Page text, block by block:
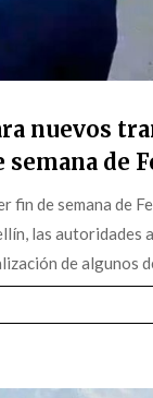
nuevos
de
fin de semana de
las autoridades
de algunos